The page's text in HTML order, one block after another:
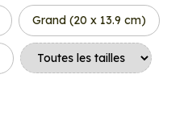
Grand (20 x 13.9 cm)